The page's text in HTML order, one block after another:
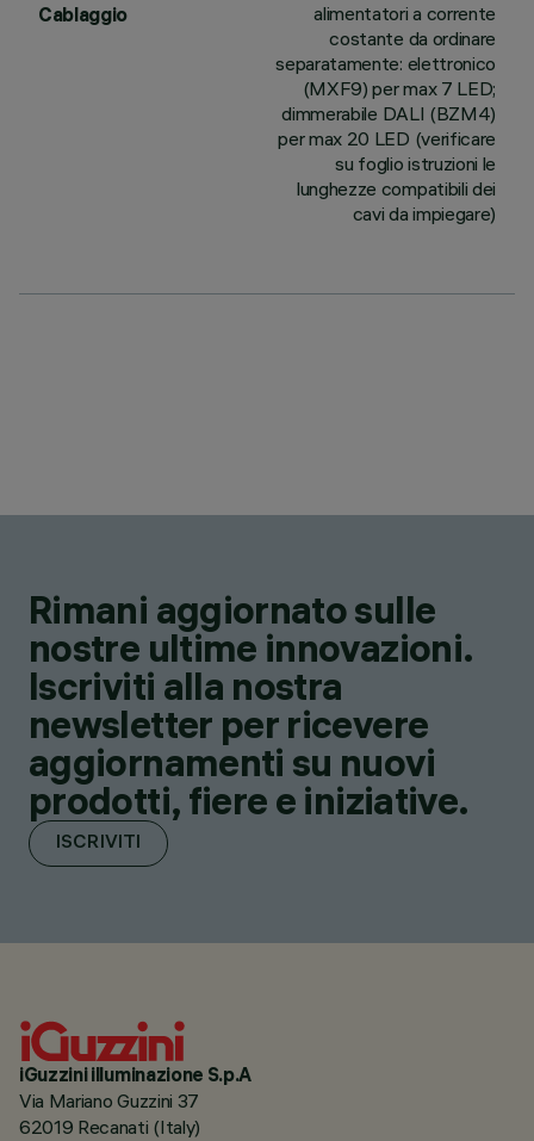
Cablaggio
alimentatori a corrente
costante da ordinare
separatamente: elettronico
(MXF9) per max 7 LED;
dimmerabile DALI (BZM4)
per max 20 LED (verificare
su foglio istruzioni le
lunghezze compatibili dei
cavi da impiegare)
Rimani aggiornato sulle
nostre ultime innovazioni.
Iscriviti alla nostra
newsletter per ricevere
aggiornamenti su nuovi
prodotti, fiere e iniziative.
ISCRIVITI
iGuzzini illuminazione S.p.A
Via Mariano Guzzini 37
62019 Recanati (Italy)